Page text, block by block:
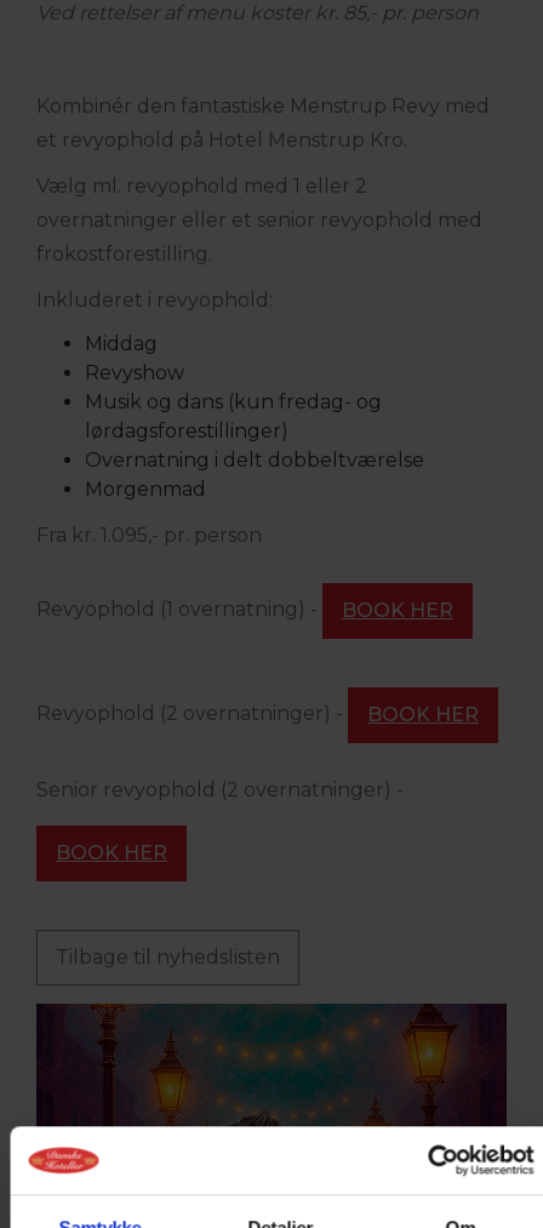
Ved rettelser af menu koster kr. 85,- pr. person
Kombinér den fantastiske Menstrup Revy med
et revyophold på Hotel Menstrup Kro.
Vælg ml. revyophold med 1 eller 2
overnatninger eller et senior revyophold med
frokostforestilling.
Inkluderet i revyophold:
Middag
Revyshow
Musik og dans (kun fredag- og
lørdagsforestillinger)
Overnatning i delt dobbeltværelse
Morgenmad
Fra kr. 1.095,- pr. person
Revyophold (1 overnatning) - BOOK HER
Revyophold (2 overnatninger) - BOOK HER
Senior revyophold (2 overnatninger) -
BOOK HER
Tilbage til nyhedslisten